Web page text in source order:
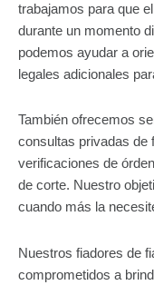
trabajamos para que
durante un momento
podemos ayudar a
legales adicionales
También ofrecemos
consultas privadas de
verificaciones de
de corte. Nuestro
cuando más la
Nuestros fiadores de
comprometidos a